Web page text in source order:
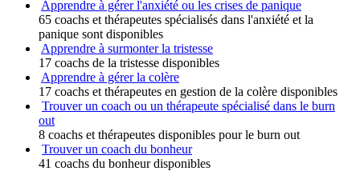
Apprendre à gérer l'anxiété ou les crises de panique
65 coachs et thérapeutes spécialisés dans l'anxiété et la
panique sont disponibles
Apprendre à surmonter la tristesse
17 coachs de la tristesse disponibles
Apprendre à gérer la colère
17 coachs et thérapeutes en gestion de la colère disponibles
Trouver un coach ou un thérapeute spécialisé dans le burn
out
8 coachs et thérapeutes disponibles pour le burn out
Trouver un coach du bonheur
41 coachs du bonheur disponibles